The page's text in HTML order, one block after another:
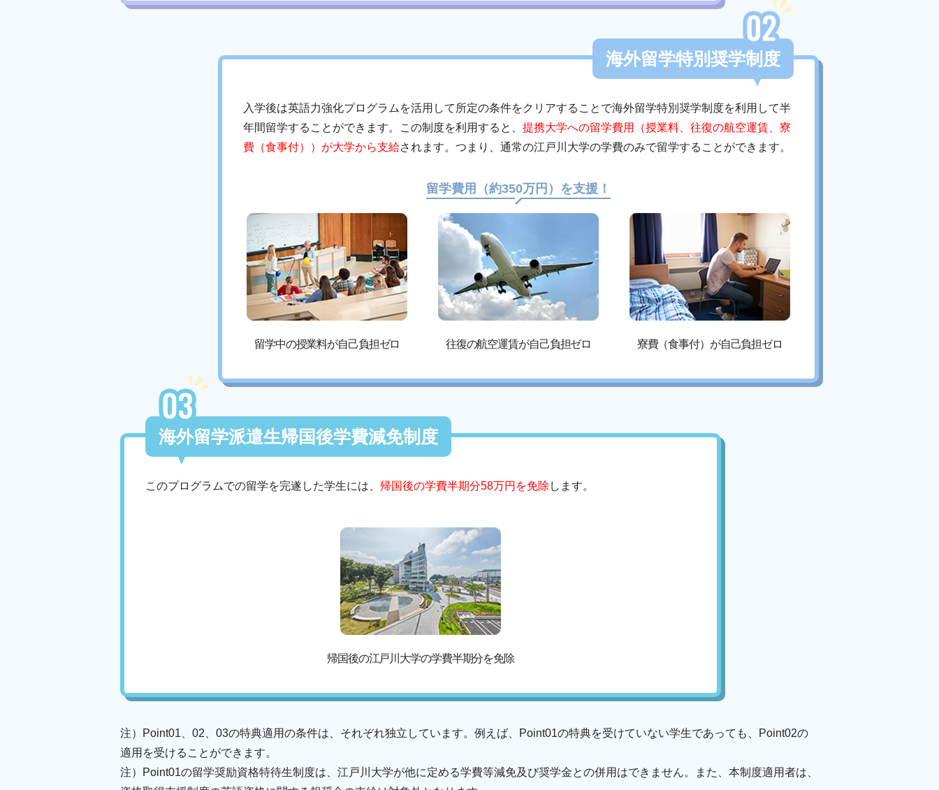
海外留学特別奨学制度
入学後は英語力強化プログラムを活用して所定の条件をクリアすることで海外留学特別奨学制度を利用して半
年間留学することができます。この制度を利用すると、 提携大学への留学費用（授業料、往復の航空運賃、寮
費（食事付））が大学から支給されます。つまり、通常の江戸川大学の学費のみで留学することができます。
留学費用（約350万円）を支援！
留学中の授業料が自己負担ゼロ 往復の航空運賃が自己負担ゼロ 寮費（食事付）が自己負担ゼロ
海外留学派遣生帰国後学費減免制度
このプログラムでの留学を完遂した学生には、 帰国後の学費半期分58万円を免除 します。
帰国後の江戸川大学の学費半期分を免除
注）Point01、02、03の特典適用の条件は、それぞれ独立しています。例えば、Point01の特典を受けていない学生であっても、Point02の
適用を受けることができます。
注）Point01の留学奨励資格特待生制度は、江戸川大学が他に定める学費等減免及び奨学金との併用はできません。また、本制度適用者は、